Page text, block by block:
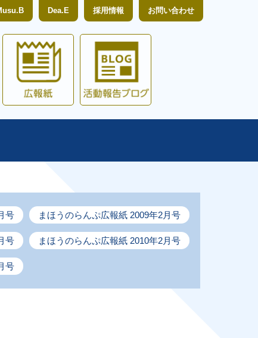
賛助会員募集 広報紙
Dea.E 採用情報 お問い合わせ
号 まほうのらんぷ広報紙 2009年2月号
号 まほうのらんぷ広報紙 2010年2月号
号